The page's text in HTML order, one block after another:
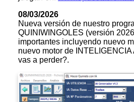
08/03/2026
Nueva versión de nuestro
QUINIWINGOLES (versión
importantes incluyendo nuevo
nuevo motor de
vas a perder?.